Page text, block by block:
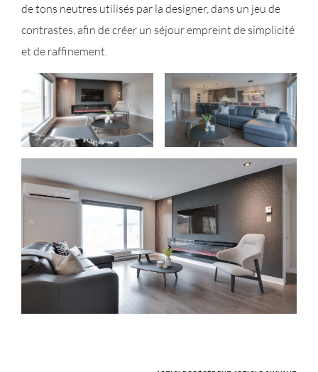
de tons neutres utilisés par la designer, dans un jeu de
contrastes, afin de créer un séjour empreint de simplicité
et de raffinement.